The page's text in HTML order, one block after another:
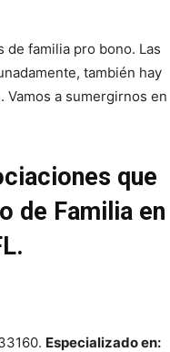
de familia pro bono. Las
también hay
. Vamos a sumergirnos en
que
de Familia en
Especializado en: